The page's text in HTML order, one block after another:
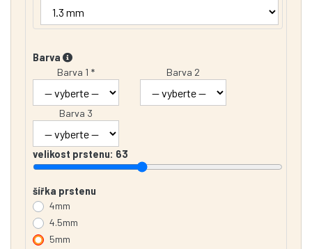
Barva
Barva 1 *
Barva 2
Barva 3
velikost prstenu: 63
šířka prstenu
4mm
4.5mm
5mm